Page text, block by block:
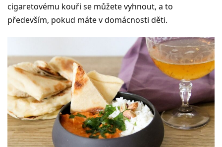
cigaretovému kouři se můžete vyhnout, a to
především, pokud máte v domácnosti děti.